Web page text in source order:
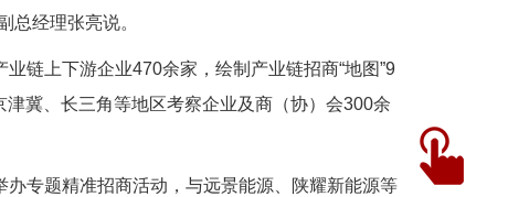
总经理张亮说。
链上下游企业470余家，绘制产业链招商“地图”9
冀、长三角等地区考察企业及商（协）会300余
专题精准招商活动，与远景能源、陕耀新能源等